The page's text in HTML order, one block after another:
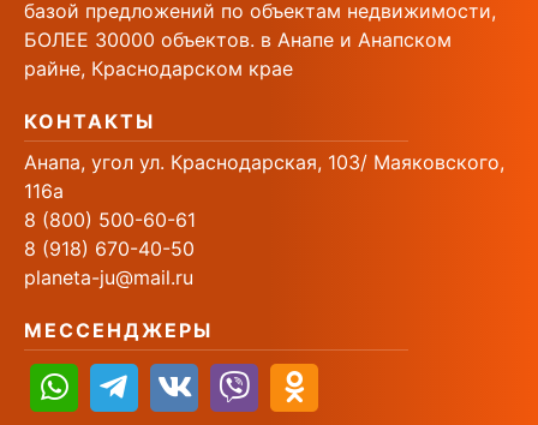
базой предложений по объектам недвижимости,
БОЛЕЕ 30000 объектов. в Анапе и Анапском
райне, Краснодарском крае
КОНТАКТЫ
Анапа, угол ул. Краснодарская, 103/ Маяковского,
116а
8 (800) 500-60-61
8 (918) 670-40-50
planeta-ju@mail.ru
МЕССЕНДЖЕРЫ